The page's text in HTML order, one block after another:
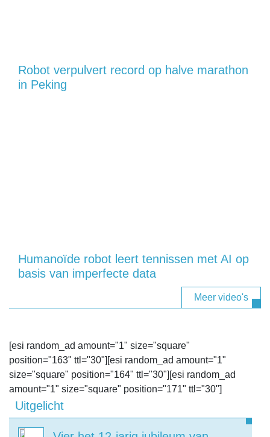
Robot verpulvert record op halve marathon
in Peking
Humanoïde robot leert tennissen met AI op
basis van imperfecte data
Meer video's
[esi random_ad amount="1" size="square"
position="163" ttl="30"][esi random_ad amount="1"
size="square" position="164" ttl="30"][esi random_ad
amount="1" size="square" position="171" ttl="30"]
Uitgelicht